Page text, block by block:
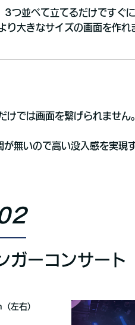
つ並べて立てるだけですぐに
大きなサイズの画面を作れ
では画面を繋げられません。
いので高い没入感を実現す
ガーコンサート
左右）